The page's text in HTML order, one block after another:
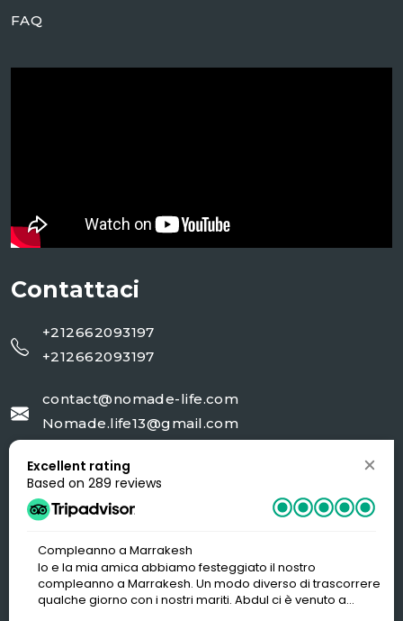
FAQ
Contattaci
+212662093197
+212662093197
contact@nomade-life.com
Nomade.life13@gmail.com
NR 02 rue 20 AV Moulay Ali cherif Jorf-
Errachidia
Excellent rating
Based on 289 reviews
Compleanno a Marrakesh
Io e la mia amica abbiamo festeggiato il nostro
compleanno a Marrakesh. Un modo diverso di trascorrere
qualche giorno con i nostri mariti. Abdul ci è venuto a